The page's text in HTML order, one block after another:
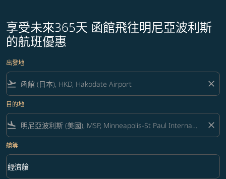
享受未來365天 函館飛往明尼亞波利斯
的航班優惠
出發地
flight_takeoff close
目的地
flight_land close
艙等
艙等 option 經濟艙 Selected
經濟艙
keyboard_arrow_down